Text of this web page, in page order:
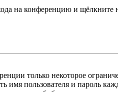
на конференцию и щёлкните
только некоторое
имя пользователя и пароль